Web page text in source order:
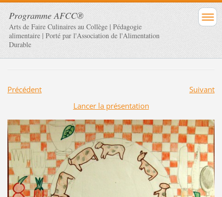
Programme AFCC®
Arts de Faire Culinaires au Collège | Pédagogie
alimentaire | Porté par l'Association de l'Alimentation
Durable
Précédent
Suivant
Lancer la présentation